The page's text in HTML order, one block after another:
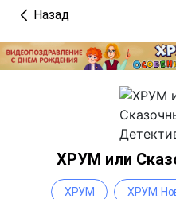
Назад
ХРУМ или
ХРУМ ХРУМ.